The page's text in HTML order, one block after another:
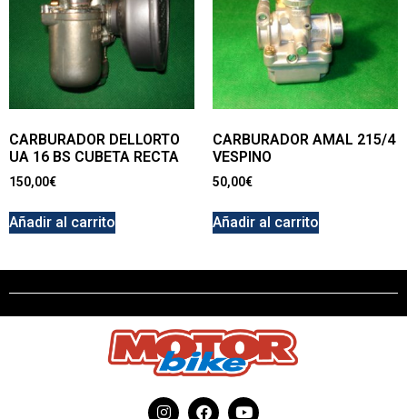
CARBURADOR DELLORTO
UA 16 BS CUBETA RECTA
150,00€
Añadir al carrito
CARBURADOR AMAL 215/4
VESPINO
50,00€
Añadir al carrito